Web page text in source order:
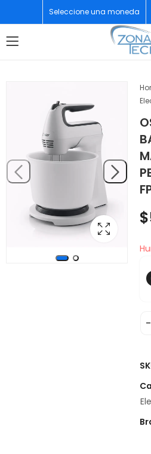
Seleccione una moneda
$